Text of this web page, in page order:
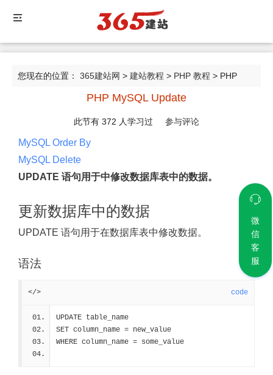
您现在的位置： 365建站网 > 建站教程 > PHP 教程 > PHP
PHP MySQL Update
此节有 372 人学习过 参与评论
MySQL Order By
MySQL Delete
UPDATE 语句用于中修改数据库表中的数据。
更新数据库中的数据
UPDATE 语句用于在数据库表中修改数据。
语法
</> code
UPDATE table_name
SET column_name = new_value
WHERE column_name = some_value
微
信
客
服